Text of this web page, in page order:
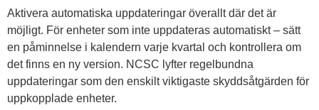
Aktivera automatiska uppdateringar överallt där det är
möjligt. För enheter som inte uppdateras automatiskt – sätt
en påminnelse i kalendern varje kvartal och kontrollera om
det finns en ny version. NCSC lyfter regelbundna
uppdateringar som den enskilt viktigaste skyddsåtgärden för
uppkopplade enheter.